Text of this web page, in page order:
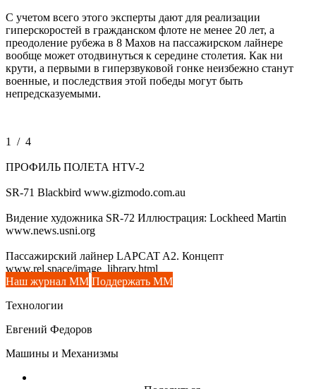
С учетом всего этого эксперты дают для реализации
гиперскоростей в гражданском флоте не менее 20 лет, а
преодоление рубежа в 8 Махов на пассажирском лайнере
вообще может отодвинуться к середине столетия. Как ни
крути, а первыми в гиперзвуковой гонке неизбежно станут
военные, и последствия этой победы могут быть
непредсказуемыми.
1 / 4
ПРОФИЛЬ ПОЛЕТА HTV-2
SR-71 Blackbird www.gizmodo.com.au
Видение художника SR-72 Иллюстрация: Lockheed Martin
www.news.usni.org
Пассажирский лайнер LAPCAT A2. Концепт
www.rel.space/image_library.html
Наш журнал ММ Поддержать ММ
Технологии
Евгений Федоров
Машины и Механизмы